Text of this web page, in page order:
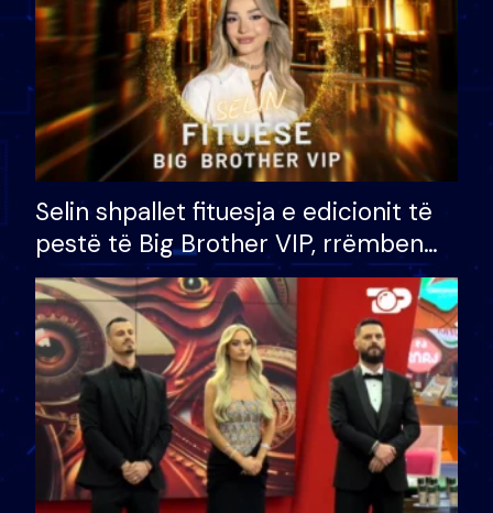
Selin shpallet fituesja e edicionit të
pestë të Big Brother VIP, rrëmben
çmimin e madh prej 100 mijë eurosh